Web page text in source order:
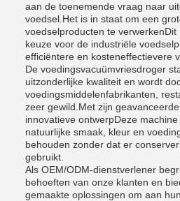
aan de toenemende vraag naar
voedsel.Het is in staat om een
voedselproducten te
keuze voor de industriële
efficiëntere en kosteneffectievere
De voedingsvacuümvriesdroger
uitzonderlijke kwaliteit en wordt
voedingsmiddelenfabrikanten,
zeer gewild.Met zijn
innovatieve ontwerpDeze
natuurlijke smaak, kleur en
behouden zonder dat er
gebruikt.
Als OEM/ODM-dienstverlener
behoeften van onze klanten en
gemaakte oplossingen om aan